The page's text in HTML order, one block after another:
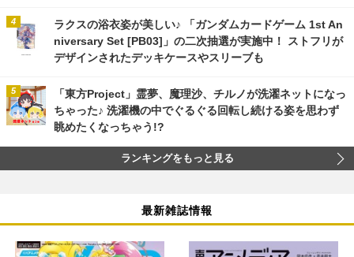
ラクスの浴衣姿が美しい♪ 「ガンダムカードゲーム 1st An
niversary Set [PB03]」の二次抽選が実施中！ ストフリが
デザインされたデッキケースやスリーブも
「東方Project」霊夢、魔理沙、チルノが洗濯ネットになっ
ちゃった♪ 洗濯機の中でぐるぐる回転し続ける姿を思わず
眺めたくなっちゃう!?
ランキングをもっと見る
最新雑誌情報